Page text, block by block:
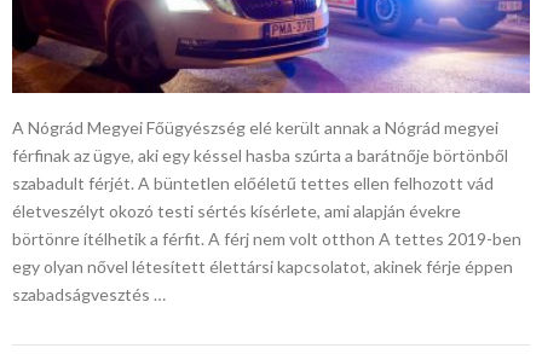
A Nógrád Megyei Főügyészség elé került annak a Nógrád megyei
férfinak az ügye, aki egy késsel hasba szúrta a barátnője börtönből
szabadult férjét. A büntetlen előéletű tettes ellen felhozott vád
életveszélyt okozó testi sértés kísérlete, ami alapján évekre
börtönre ítélhetik a férfit. A férj nem volt otthon A tettes 2019-ben
egy olyan nővel létesített élettársi kapcsolatot, akinek férje éppen
szabadságvesztés …